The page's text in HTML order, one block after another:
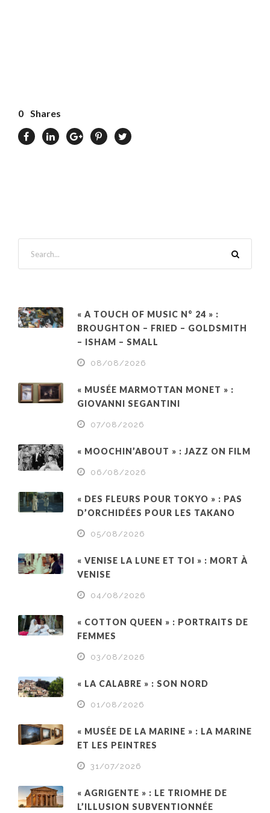
0 Shares
« A TOUCH OF MUSIC N° 24 » :
BROUGHTON – FRIED – GOLDSMITH
– ISHAM – SMALL
08/08/2026
« MUSÉE MARMOTTAN MONET » :
GIOVANNI SEGANTINI
07/08/2026
« MOOCHIN’ABOUT » : JAZZ ON FILM
06/08/2026
« DES FLEURS POUR TOKYO » : PAS
D’ORCHIDÉES POUR LES TAKANO
05/08/2026
« VENISE LA LUNE ET TOI » : MORT À
VENISE
04/08/2026
« COTTON QUEEN » : PORTRAITS DE
FEMMES
03/08/2026
« LA CALABRE » : SON NORD
01/08/2026
« MUSÉE DE LA MARINE » : LA MARINE
ET LES PEINTRES
31/07/2026
« AGRIGENTE » : LE TRIOMHE DE
L’ILLUSION SUBVENTIONNÉE